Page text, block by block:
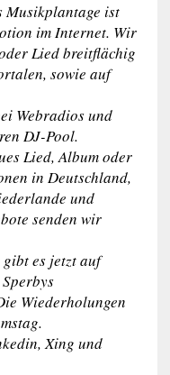
Musikplantage ist
im Internet. Wir
Lied breitflächig
sowie auf
Webradios und
DJ-Pool.
Lied, Album oder
in Deutschland,
und
senden wir
es jetzt auf
Wiederholungen
Xing und